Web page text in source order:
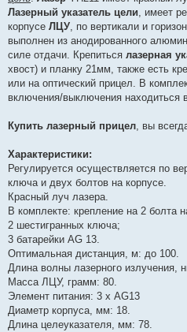
Лазерный указатель цели, имеет
корпусе ЛЦУ, по вертикали и
выполнен из анодированного
силе отдачи. Крепиться лазерная
хвост) и планку 21мм, также есть
или на оптический прицел. В
включения/выключения находиться
Купить лазерный прицел, вы
Характеристики:
Регулируется осуществляется по
ключа и двух болтов на корпусе.
Красный луч лазера.
В комплекте: крепление на 2 болта
2 шестигранных ключа;
3 батарейки AG 13.
Оптимальная дистанция, м: до 100.
Длина волны лазерного излучения,
Масса ЛЦУ, грамм: 80.
Элемент питания: 3 х AG13
Диаметр корпуса, мм: 18.
Длина целеуказателя, мм: 78.